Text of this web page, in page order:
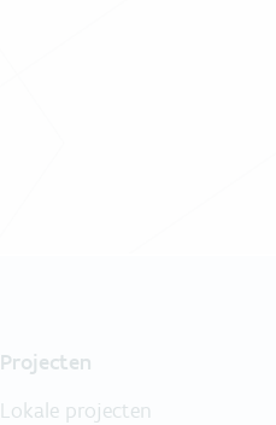
Projecten
Lokale projecten